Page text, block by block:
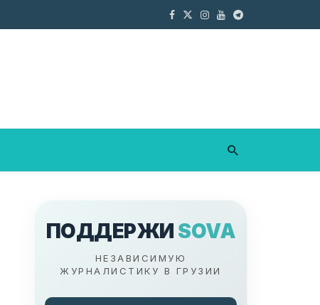
ПОДДЕРЖИ SOVA
НЕЗАВИСИМУЮ
ЖУРНАЛИСТИКУ В ГРУЗИИ